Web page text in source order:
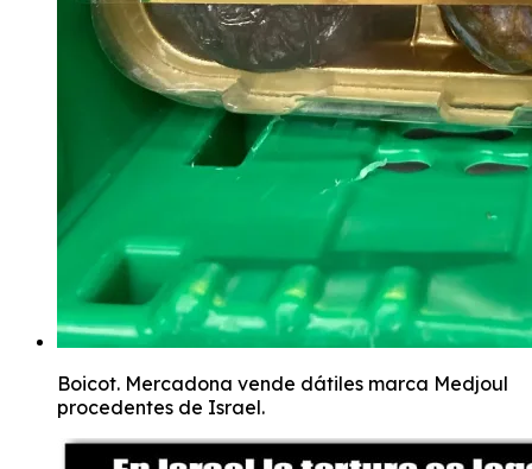
Boicot. Mercadona vende dátiles marca Medjoul
procedentes de Israel.